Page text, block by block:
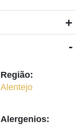
+
-
Região:
Alentejo
Alergenios: